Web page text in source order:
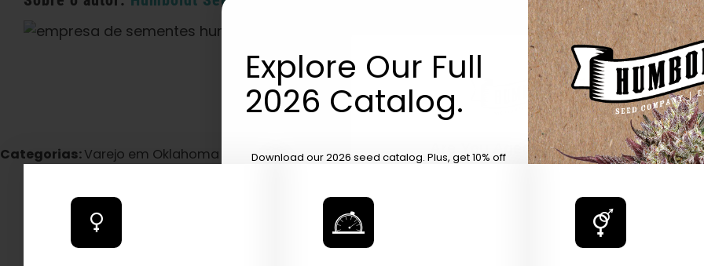
Categorias:Varejo em Oklahoma Are You Aged 18 Or Over?
Please see Terms & Conditions.
I accept cookie settings and privacy policy
Explore Our Full
2026 Catalog.
Download our 2026 seed catalog. Plus, get 10% off
product drops, exclusive offers, and more.
*Our Site is For Users 21+ by Entering You Are Confirming You're 21+